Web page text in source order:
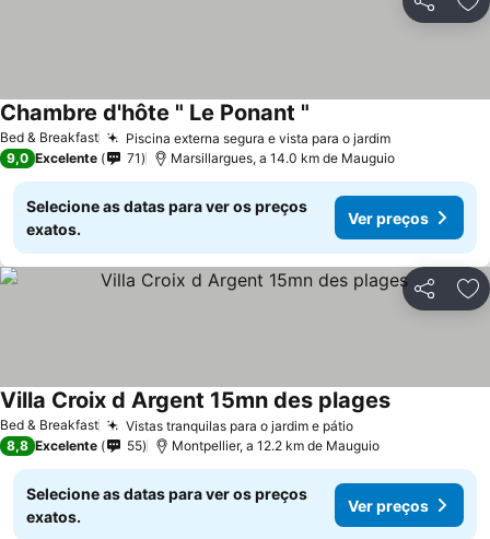
Partilhar
Bed & Breakfast Piscina externa segura e vista para o jardim
Chambre d'hôte " Le Ponant "
9,0 Excelente 71 Marsillargues, a 14.0 km de Mauguio
Selecione as datas para ver os preços
exatos.
Ver preços
Partilhar
Bed & Breakfast Vistas tranquilas para o jardim e pátio
Villa Croix d Argent 15mn des plages
8,8 Excelente 55 Montpellier, a 12.2 km de Mauguio
Selecione as datas para ver os preços
exatos.
Ver preços